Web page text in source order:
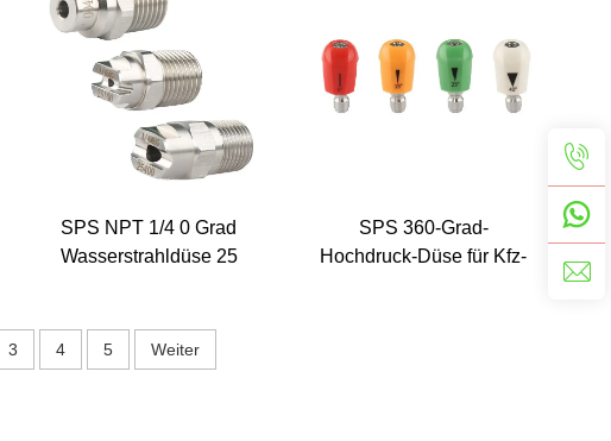
drehbarer Turbo-
Autowaschdüse
Hochdruckreiniger
SPS NPT 1/4 0 Grad
Wasserstrahldüse 25
SPS 360-Grad-
Hochdruck-Düse für Kfz-
3 4 5 Weiter